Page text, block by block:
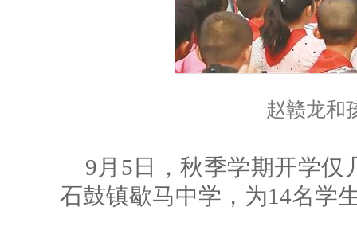
赵赣龙和
9月5日，秋季学期开学仅
石鼓镇歇马中学，为14名学